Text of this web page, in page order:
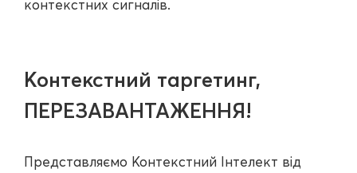
контекстних сигналів.
Контекстний таргетинг,
ПЕРЕЗАВАНТАЖЕННЯ!
Представляємо Контекстний Інтелект від